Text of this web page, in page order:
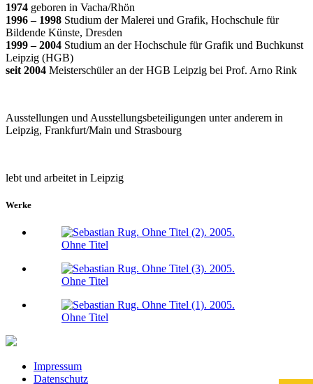
1974 geboren in Vacha/Rhön
1996 – 1998 Studium der Malerei und Grafik, Hochschule für
Bildende Künste, Dresden
1999 – 2004 Studium an der Hochschule für Grafik und Buchkunst
Leipzig (HGB)
seit 2004 Meisterschüler an der HGB Leipzig bei Prof. Arno Rink
Ausstellungen und Ausstellungsbeteiligungen unter anderem in
Leipzig, Frankfurt/Main und Strasbourg
lebt und arbeitet in Leipzig
Werke
Ohne Titel
Ohne Titel
Ohne Titel
Impressum
Datenschutz